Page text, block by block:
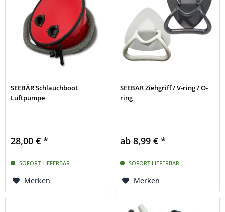
SEEBÄR Schlauchboot
Luftpumpe
28,00 € *
SOFORT LIEFERBAR
Merken
SEEBÄR Ziehgriff / V-ring / O-
ring
ab 8,99 € *
SOFORT LIEFERBAR
Merken